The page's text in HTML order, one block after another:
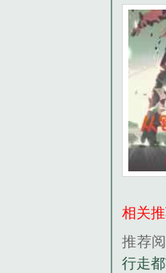
相关
推荐
行走